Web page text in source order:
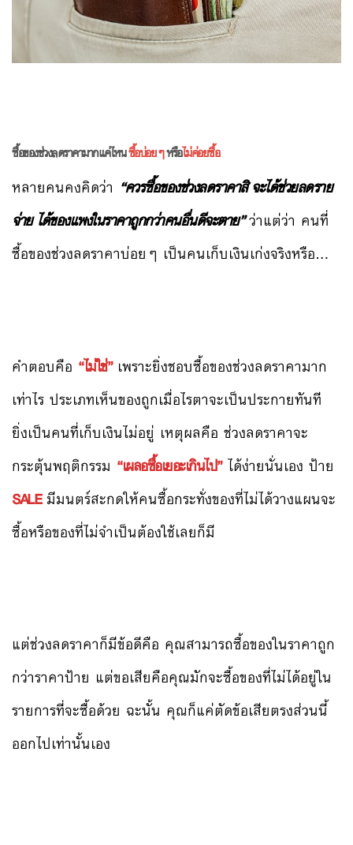
ซื้อของช่วงลดราคามากแค่ไหนซื้อบ่อยๆหรือไม่ค่อยซื้อ
หลายคนคงคิดว่า “ควรซื้อของช่วงลดราคาสิ จะได้ช่วยลดราย
จ่าย ได้ของแพงในราคาถูกกว่าคนอื่นดีจะตาย” ว่าแต่ว่า คนที่
ซื้อของช่วงลดราคาบ่อยๆ เป็นคนเก็บเงินเก่งจริงหรือ…
คำตอบคือ “ไม่ใช่”เพราะยิ่งชอบซื้อของช่วงลดราคามาก
เท่าไร ประเภทเห็นของถูกเมื่อไรตาจะเป็นประกายทันที
ยิ่งเป็นคนที่เก็บเงินไม่อยู่ เหตุผลคือ ช่วงลดราคาจะ
กระตุ้นพฤติกรรม “เผลอซื้อเยอะเกินไป”ได้ง่ายนั่นเอง ป้าย
SALEมีมนตร์สะกดให้คนซื้อกระทั่งของที่ไม่ได้วางแผนจะ
ซื้อหรือของที่ไม่จำเป็นต้องใช้เลยก็มี
แต่ช่วงลดราคาก็มีข้อดีคือ คุณสามารถซื้อของในราคาถูก
กว่าราคาป้าย แต่ขอเสียคือคุณมักจะซื้อของที่ไม่ได้อยู่ใน
รายการที่จะซื้อด้วย ฉะนั้น คุณก็แค่ตัดข้อเสียตรงส่วนนี้
ออกไปเท่านั้นเอง